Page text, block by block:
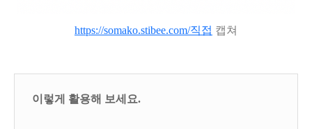
https://somako.stibee.com/직접 캡쳐
이렇게 활용해 보세요.